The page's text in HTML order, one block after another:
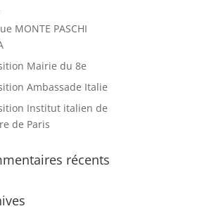
MONTE PASCHI
Mairie du 8e
Ambassade Italie
Institut italien de
de Paris
récents